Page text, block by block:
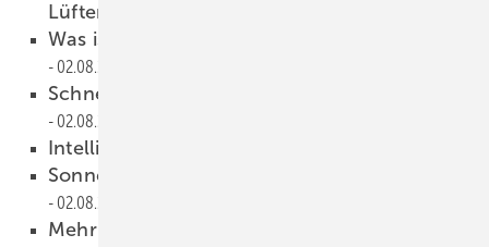
Lüfter
Was ist los? Ich kann dich nicht verstehen!
02.08.2023
Schnell montiert, schnell wirksam
02.08.2023
­Intelligent und nachhaltig
Sonnenschutz für mehr Komfort
02.08.2023
Mehr Sicherheit durch Einbrecher-Abwehr